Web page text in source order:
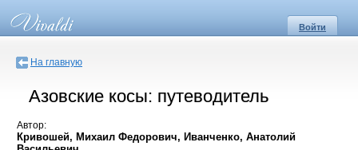
Войти
На главную
Азовские косы: путеводитель
Автор:
Кривошей, Михаил Федорович, Иванченко, Анатолий